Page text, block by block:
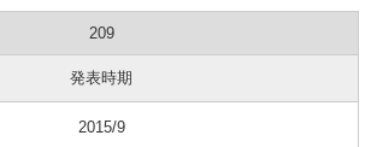
209
発表時期
2015/9